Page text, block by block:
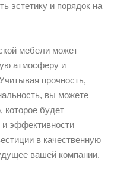
эстетику и порядок на
мебели может
атмосферу и
прочность,
вы можете
которое будет
и эффективности
в качественную
вашей компании.